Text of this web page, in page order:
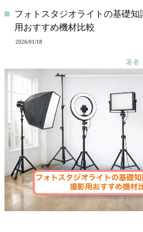
フォトスタジオライトの基礎知
用おすすめ機材比較
2026/01/18
著者